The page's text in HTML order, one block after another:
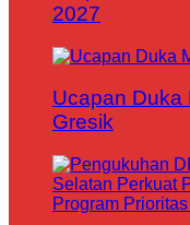
2027
Ucapan Duka
Gresik